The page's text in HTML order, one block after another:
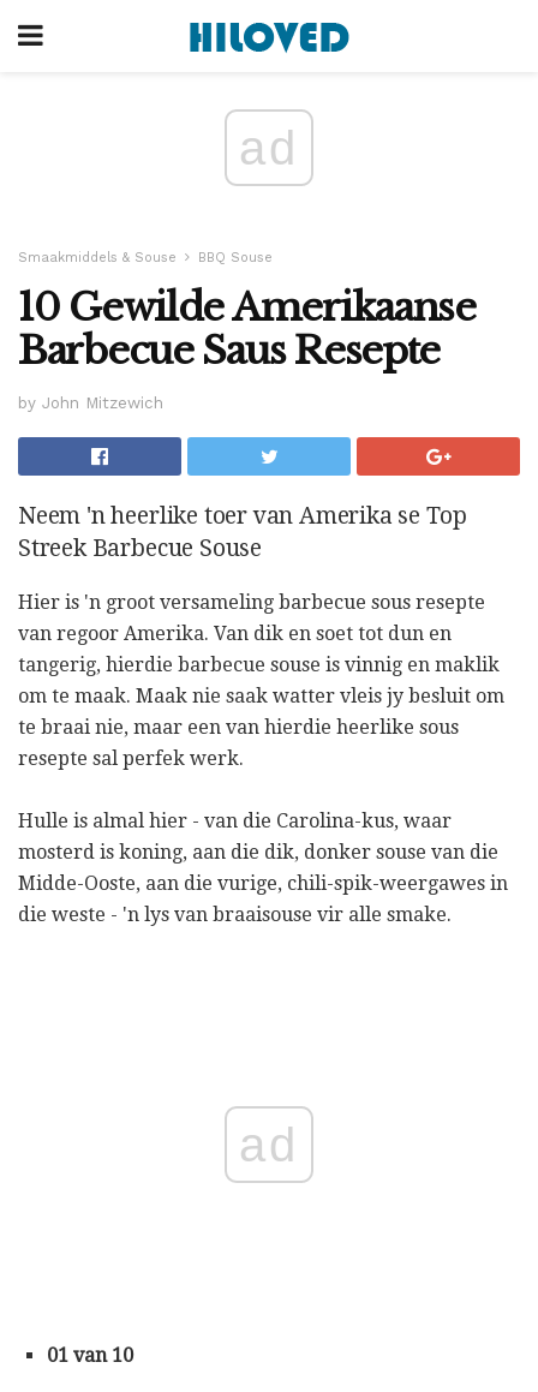
ad
Smaakmiddels & Souse BBQ Souse
10 Gewilde Amerikaanse
Barbecue Saus Resepte
by John Mitzewich
Neem 'n heerlike toer van Amerika se Top
Streek Barbecue Souse
Hier is 'n groot versameling barbecue sous resepte
van regoor Amerika. Van dik en soet tot dun en
tangerig, hierdie barbecue souse is vinnig en maklik
om te maak. Maak nie saak watter vleis jy besluit om
te braai nie, maar een van hierdie heerlike sous
resepte sal perfek werk.
Hulle is almal hier - van die Carolina-kus, waar
mosterd is koning, aan die dik, donker souse van die
Midde-Ooste, aan die vurige, chili-spik-weergawes in
die weste - 'n lys van braaisouse vir alle smake.
ad
01 van 10